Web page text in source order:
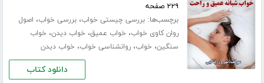
۲۲۹ صفحه
برچسب‌ها:بررسی چیستی خواب،بررسی خواب، اصول
روان کاوی خواب، خواب عمیق، خواب دیدن، خواب
سنگین، خواب،روانشناسی خواب، خواب دیدن
دانلود کتاب